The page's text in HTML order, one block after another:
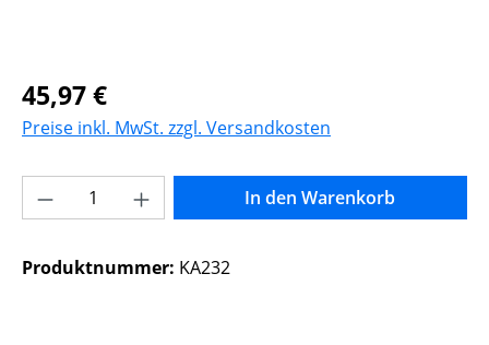
Regulärer Preis:
45,97 €
Preise inkl. MwSt. zzgl. Versandkosten
Produkt Anzahl: Gib den gewünschten
In den Warenkorb
Produktnummer: KA232